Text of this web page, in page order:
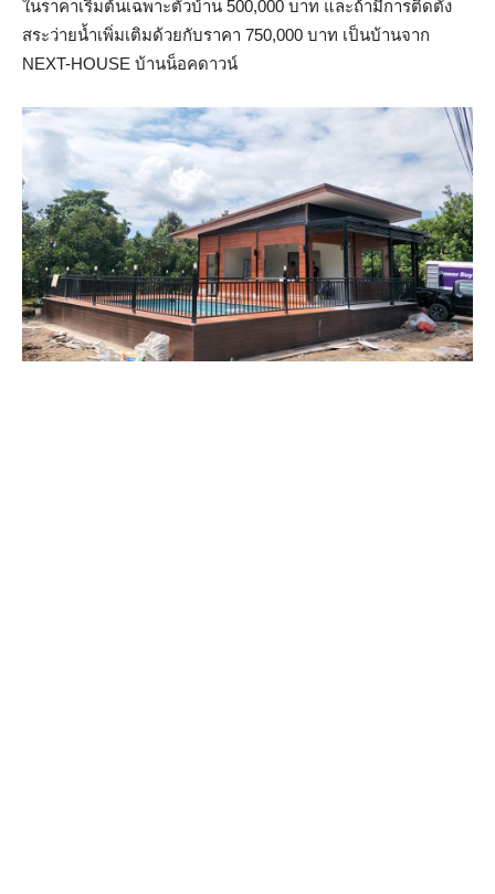
ในราคาเริ่มต้นเฉพาะตัวบ้าน 500,000 บาท และถ้ามีการติดตั้ง
สระว่ายน้ำเพิ่มเติมด้วยกับราคา 750,000 บาท เป็นบ้านจาก
NEXT-HOUSE บ้านน็อคดาวน์